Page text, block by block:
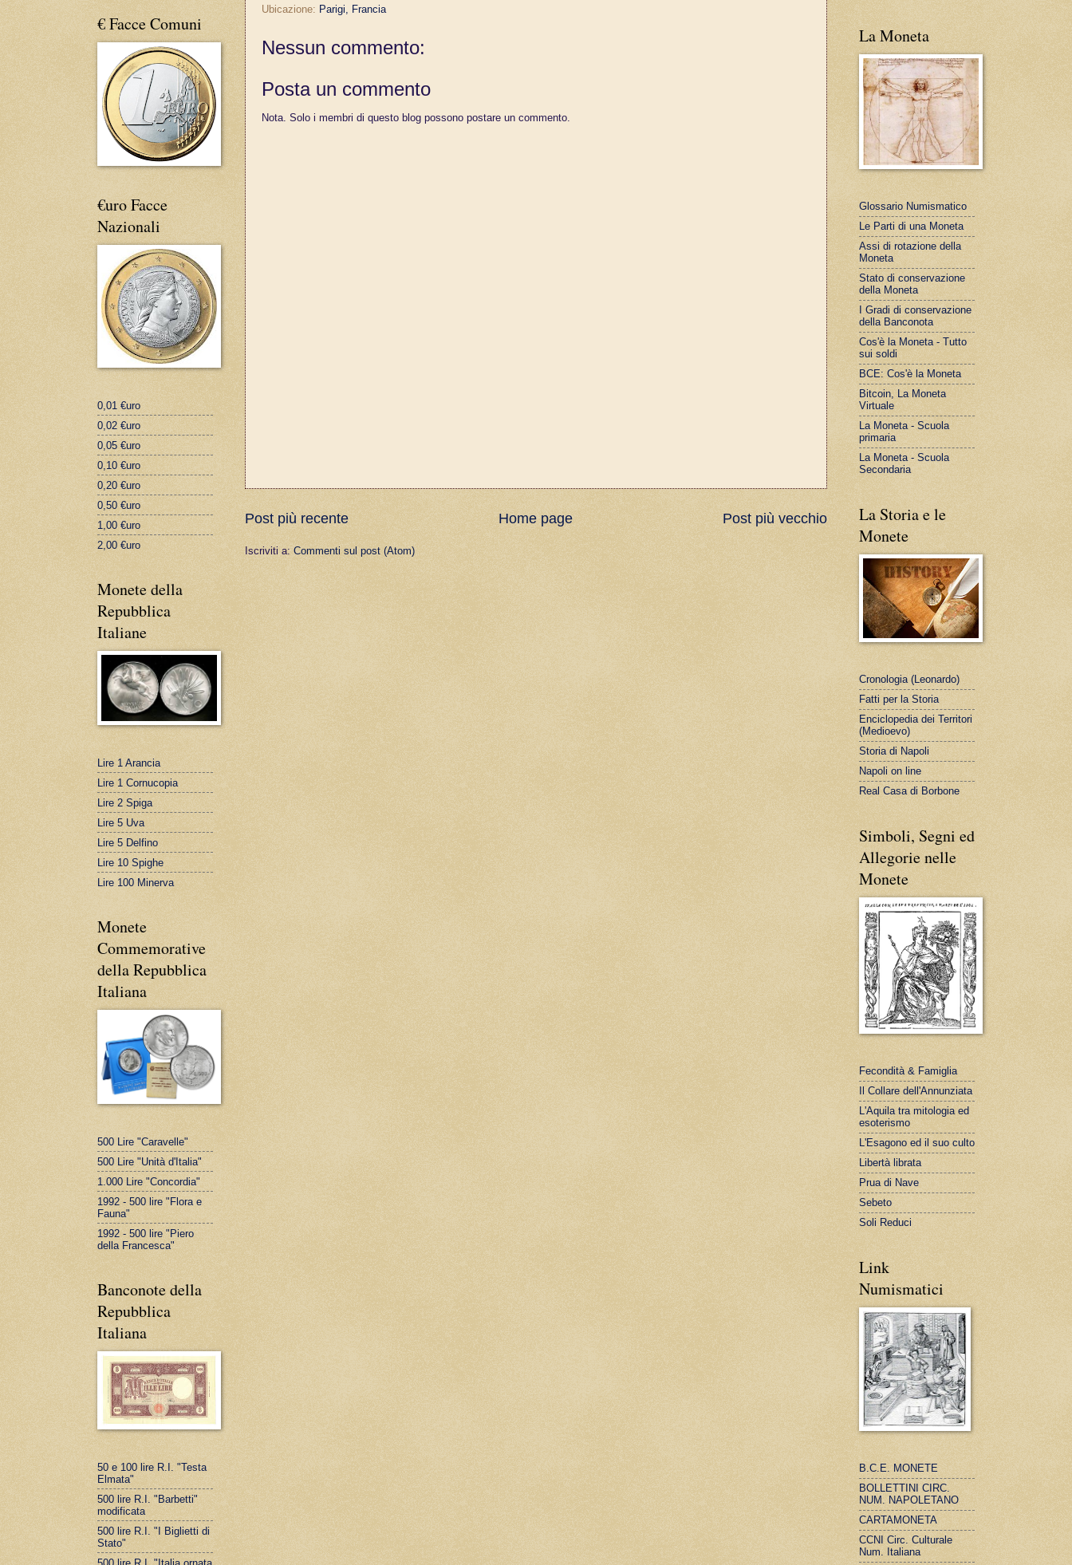
Ubicazione: Parigi, Francia
Nessun commento:
Posta un commento
Nota. Solo i membri di questo blog possono postare un commento.
Post più recente Post più vecchio
Home page
Iscriviti a: Commenti sul post (Atom)
€ Facce Comuni
€uro Facce
Nazionali
0,01 €uro
0,02 €uro
0,05 €uro
0,10 €uro
0,20 €uro
0,50 €uro
1,00 €uro
2,00 €uro
Monete della
Repubblica
Italiane
Lire 1 Arancia
Lire 1 Cornucopia
Lire 2 Spiga
Lire 5 Uva
Lire 5 Delfino
Lire 10 Spighe
Lire 100 Minerva
Monete
Commemorative
della Repubblica
Italiana
500 Lire "Caravelle"
500 Lire "Unità d'Italia"
1.000 Lire "Concordia"
1992 - 500 lire "Flora e
Fauna"
1992 - 500 lire "Piero
della Francesca"
Banconote della
Repubblica
Italiana
50 e 100 lire R.I. "Testa
Elmata"
500 lire R.I. "Barbetti"
modificata
500 lire R.I. "I Biglietti di
Stato"
500 lire R.I. "Italia ornata
La Moneta
Glossario Numismatico
Le Parti di una Moneta
Assi di rotazione della
Moneta
Stato di conservazione
della Moneta
I Gradi di conservazione
della Banconota
Cos'è la Moneta - Tutto
sui soldi
BCE: Cos'è la Moneta
Bitcoin, La Moneta
Virtuale
La Moneta - Scuola
primaria
La Moneta - Scuola
Secondaria
La Storia e le
Monete
Cronologia (Leonardo)
Fatti per la Storia
Enciclopedia dei Territori
(Medioevo)
Storia di Napoli
Napoli on line
Real Casa di Borbone
Simboli, Segni ed
Allegorie nelle
Monete
Fecondità & Famiglia
Il Collare dell'Annunziata
L'Aquila tra mitologia ed
esoterismo
L'Esagono ed il suo culto
Libertà librata
Prua di Nave
Sebeto
Soli Reduci
Link
Numismatici
B.C.E. MONETE
BOLLETTINI CIRC.
NUM. NAPOLETANO
CARTAMONETA
CCNI Circ. Culturale
Num. Italiana